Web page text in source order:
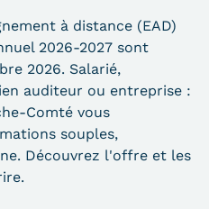
à distance (EAD)
2026-2027 sont
2026. Salarié,
auditeur ou entreprise :
Comté vous
souples,
Découvrez l'offre et les